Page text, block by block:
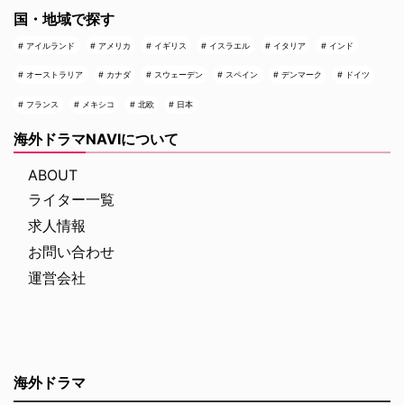
国・地域で探す
アイルランド アメリカ イギリス イスラエル イタリア インド
オーストラリア カナダ スウェーデン スペイン デンマーク ドイツ
フランス メキシコ 北欧 日本
海外ドラマNAVIについて
ABOUT
ライター一覧
求人情報
お問い合わせ
運営会社
海外ドラマ